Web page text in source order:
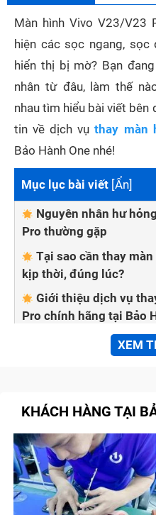
Màn hình Vivo V23/V23
hiện các sọc ngang, sọc
hiển thị bị mờ? Bạn
nhân từ đâu, làm thế
nhau tìm hiểu bài viết
tin về dịch vụthay màn
Bảo Hành One nhé!
Mục lục bài viết [Ẩn]
Nguyên nhân hư
Pro thường gặp
Tại sao cần thay
kịp thời, đúng lúc?
Giới thiệu dịch vụ
Pro chính hãng tại Bảo
XEM
KHÁCH HÀNG TẠI